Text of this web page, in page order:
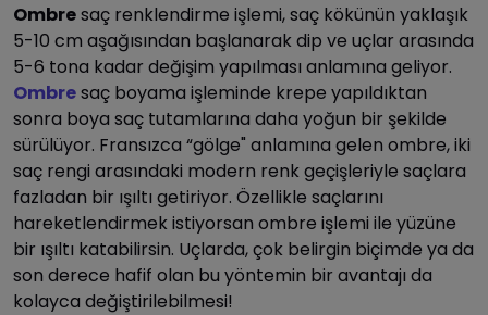
Ombresaç renklendirme işlemi, saç kökünün yaklaşık
5-10 cm aşağısından başlanarak dip ve uçlar arasında
5-6 tona kadar değişim yapılması anlamına geliyor.
Ombresaç boyama işleminde krepe yapıldıktan
sonra boya saç tutamlarına daha yoğun bir şekilde
sürülüyor. Fransızca “gölge" anlamına gelen ombre, iki
saç rengi arasındaki modern renk geçişleriyle saçlara
fazladan bir ışıltı getiriyor. Özellikle saçlarını
hareketlendirmek istiyorsan ombre işlemi ile yüzüne
bir ışıltı katabilirsin. Uçlarda, çok belirgin biçimde ya da
son derece hafif olan bu yöntemin bir avantajı da
kolayca değiştirilebilmesi!